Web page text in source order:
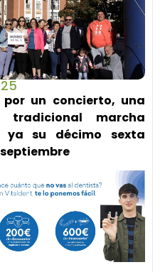
un concierto, una
marcha
ya su décimo sexta